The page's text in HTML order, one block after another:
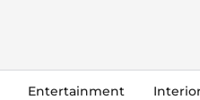
Entertainment